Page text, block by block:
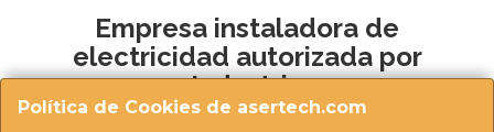
Política de Cookies de asertech.com
Empresa instaladora de
electricidad autorizada por
Industria